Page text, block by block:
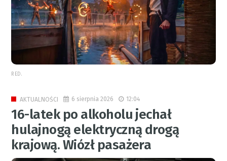
RED.
AKTUALNOŚCI 6 sierpnia 2026 12:04
16-latek po alkoholu jechał
hulajnogą elektryczną drogą
krajową. Wiózł pasażera